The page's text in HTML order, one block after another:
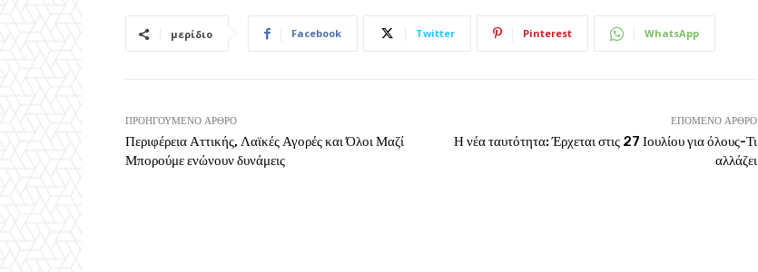
μερίδιο Facebook Twitter Pinterest WhatsApp
ΠΡΟΗΓΟΎΜΕΝΟ ΆΡΘΡΟ
Περιφέρεια Αττικής, Λαϊκές Αγορές και Όλοι Μαζί
Μπορούμε ενώνουν δυνάμεις
ΕΠΌΜΕΝΟ ΆΡΘΡΟ
Η νέα ταυτότητα: Έρχεται στις 27 Ιουλίου για όλους-Τι
αλλάζει